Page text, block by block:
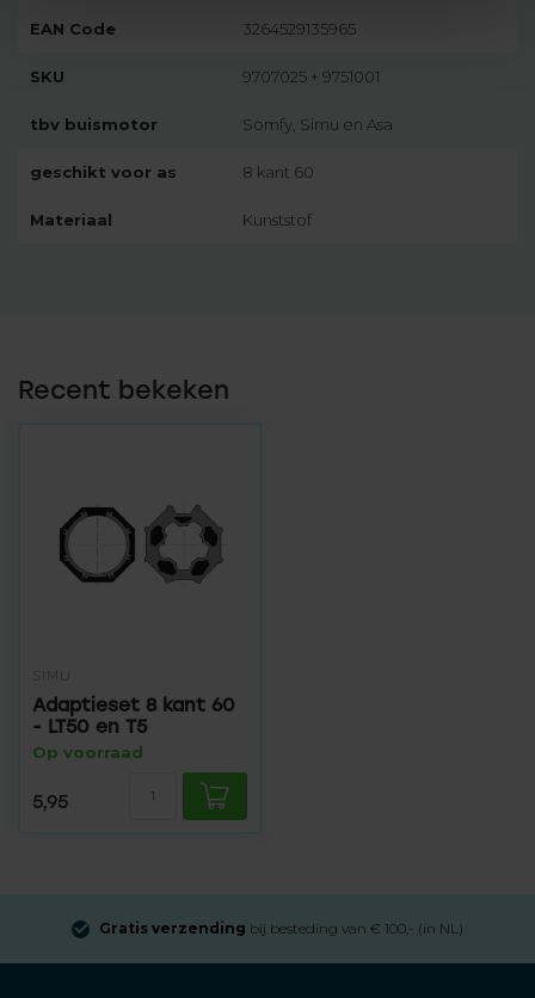
EAN Code 3264529135965
SKU 9707025 + 9751001
tbv buismotor Somfy, Simu en Asa
geschikt voor as 8 kant 60
Materiaal Kunststof
Recent bekeken
SIMU
Adaptieset 8 kant 60
- LT50 en T5
Op voorraad
5,95
Gratis verzending bij besteding van € 100,- (in NL)